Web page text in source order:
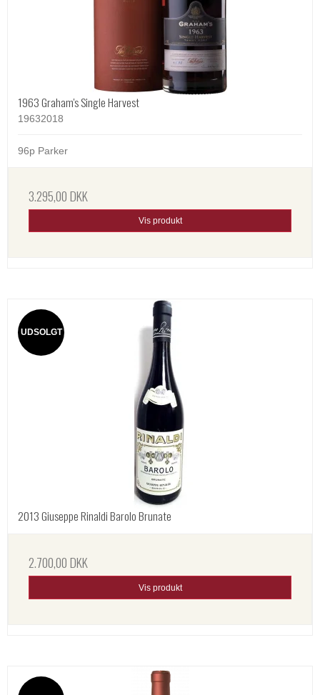
1963 Graham's Single Harvest
19632018
96p Parker
3.295,00 DKK
Vis produkt
UDSOLGT
2013 Giuseppe Rinaldi Barolo Brunate
2.700,00 DKK
Vis produkt